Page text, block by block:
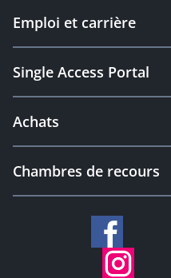
Emploi et carrière
Single Access Portal
Achats
Chambres de recours